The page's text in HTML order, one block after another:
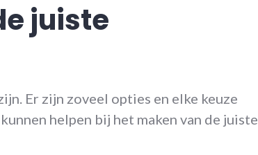
juiste
Er zijn zoveel opties en elke keuze
helpen bij het maken van de juiste